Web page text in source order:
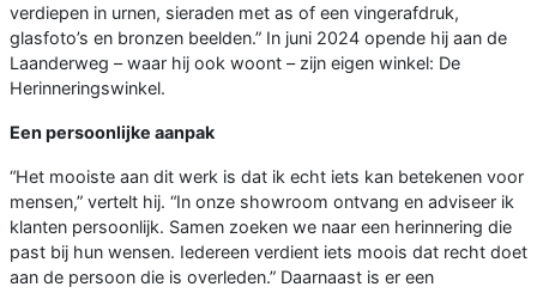
verdiepen in urnen, sieraden met as of een vingerafdruk,
glasfoto’s en bronzen beelden.” In juni 2024 opende hij aan de
Laanderweg – waar hij ook woont – zijn eigen winkel: De
Herinneringswinkel.
Een persoonlijke aanpak
“Het mooiste aan dit werk is dat ik echt iets kan betekenen voor
mensen,” vertelt hij. “In onze showroom ontvang en adviseer ik
klanten persoonlijk. Samen zoeken we naar een herinnering die
past bij hun wensen. Iedereen verdient iets moois dat recht doet
aan de persoon die is overleden.” Daarnaast is er een